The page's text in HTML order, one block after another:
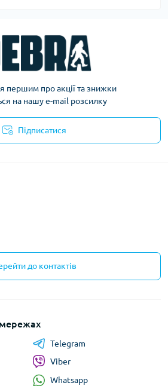
першим про акції та знижки
на нашу e-mail розсилку
Підписатися
до контактів
Telegram
Viber
Whatsapp